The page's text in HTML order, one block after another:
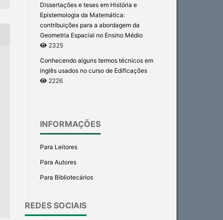
Dissertações e teses em História e
Epistemologia da Matemática:
contribuições para a abordagem da
Geometria Espacial no Ensino Médio
2325
Conhecendo alguns termos técnicos em
inglês usados no curso de Edificações
2226
INFORMAÇÕES
Para Leitores
Para Autores
Para Bibliotecários
REDES SOCIAIS